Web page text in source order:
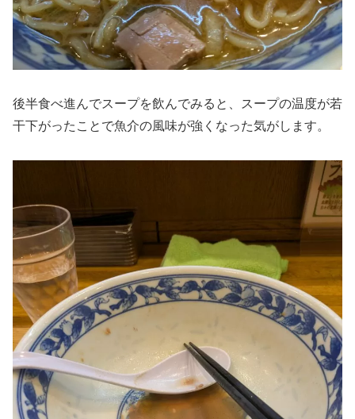
後半食べ進んでスープを飲んでみると、スープの温度が若
干下がったことで魚介の風味が強くなった気がします。